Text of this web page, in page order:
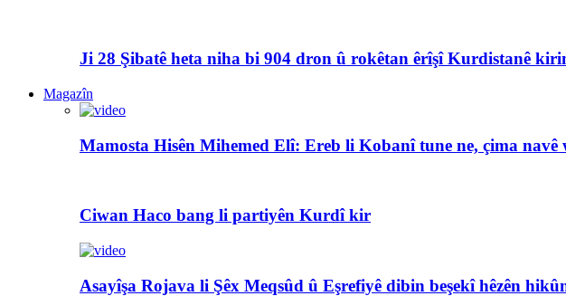
Ji 28 Şibatê heta niha bi 904 dron û rokêtan êrîşî Kurdistanê
Magazîn
Mamosta Hisên Mihemed Elî: Ereb li Kobanî tune ne, çima navê
Ciwan Haco bang li partiyên Kurdî kir
Asayîşa Rojava li Şêx Meqsûd û Eşrefiyê dibin beşekî hêzên